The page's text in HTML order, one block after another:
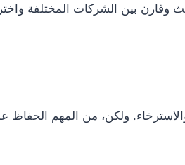
بين الشركات المختلفة
ولكن، من المهم الحفاظ